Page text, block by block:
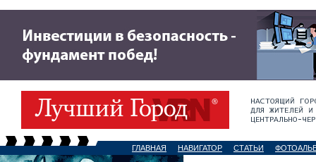
ГЛАВНАЯ НАВИГАТОР СТАТЬИ